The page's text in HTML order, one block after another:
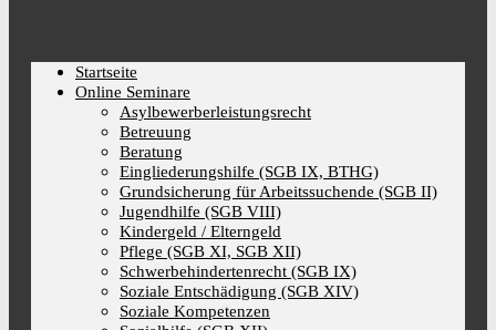
Startseite
Online Seminare
Asylbewerberleistungsrecht
Betreuung
Beratung
Eingliederungshilfe (SGB IX, BTHG)
Grundsicherung für Arbeitssuchende (SGB II)
Jugendhilfe (SGB VIII)
Kindergeld / Elterngeld
Pflege (SGB XI, SGB XII)
Schwerbehindertenrecht (SGB IX)
Soziale Entschädigung (SGB XIV)
Soziale Kompetenzen